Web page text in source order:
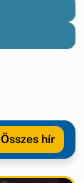
Összes hír